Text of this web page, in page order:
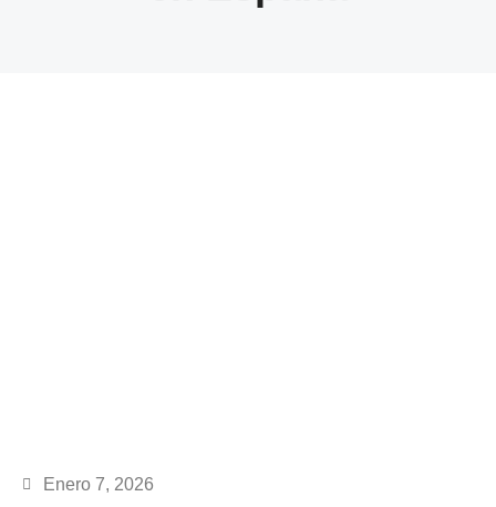
Enero 7, 2026